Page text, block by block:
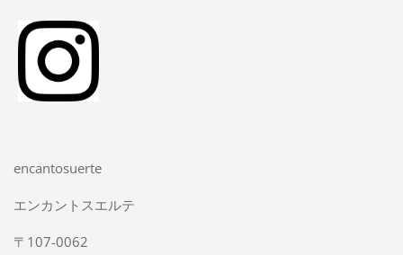
encantosuerte
エンカントスエルテ
〒107-0062